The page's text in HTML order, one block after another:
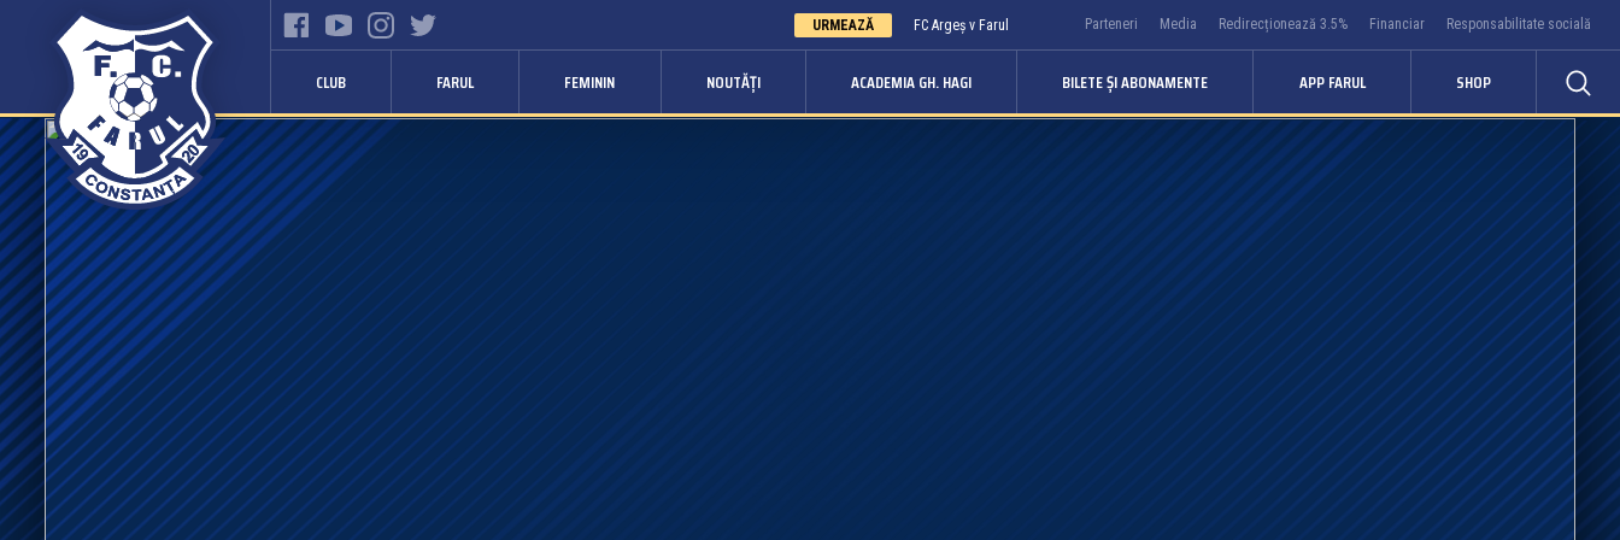
URMEAZĂ FC Argeș v Farul Parteneri Media Redirecționează 3.5% Financiar Responsabilitate socială
CLUB FARUL FEMININ NOUTĂȚI ACADEMIA GH. HAGI BILETE ȘI ABONAMENTE APP FARUL SHOP